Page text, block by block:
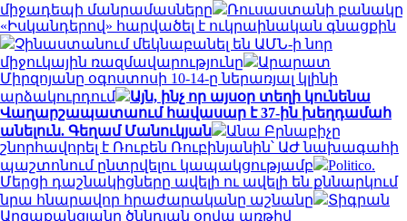
միջադեպի մանրամասները
Ռուսաստանի բանակը
«Իսկանդերով» հարվածել է ուկրաինական գնացքին
Չինաստանում մեկնաբանել են ԱՄՆ-ի նոր
միջուկային ռազմավարությունը
Արարատ
Միրզոյանը օգոստոսի 10-14-ը ներառյալ կլինի
արձակուրդում
Այն, ինչ որ այսօր տեղի կունենա
Վաղարշապատաում հավասար է 37-ին խեղդամահ
անելուն. Գեղամ Մանուկյան
Անա Բրնաբիչը
շնորհավորել է Ռուբեն Ռուբինյանին՝ ԱԺ նախագահի
պաշտոնում ընտրվելու կապակցությամբ
Politico.
Մերցի դաշնակիցները ավելի ու ավելի են քննարկում
նրա հնարավոր հրաժարականը աշնանը
Տիգրան
Արզաքանցյանը ծննդյան օրվա առթիվ